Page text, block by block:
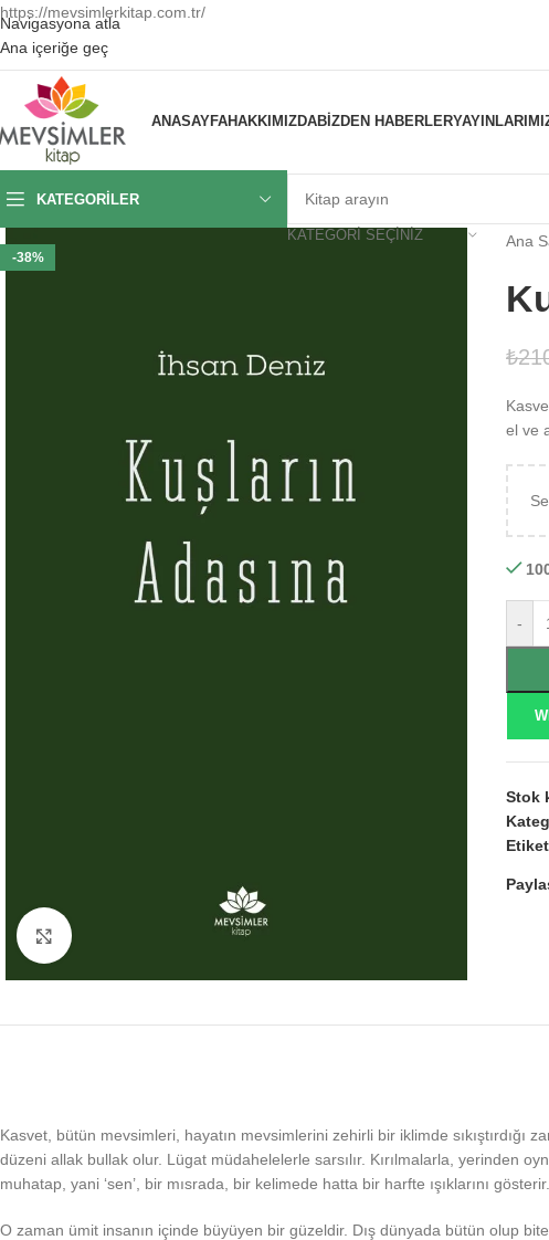
https://mevsimlerkitap.com.tr/
Navigasyona atla
Ana içeriğe geç
ANASAYFAHAKKIMIZDABIZDEN HABERLER
KATEGORILER
KATEGORI SEÇINIZ
-38%
Ana
₺
el ve
-
Stok
Kasvet, bütün mevsimleri, hayatın mevsimlerini zehirli bir iklimde
düzeni allak bullak olur. Lügat müdahelelerle sarsılır. Kırılmalarla, yerinden
muhatap, yani ‘sen’, bir mısrada, bir kelimede hatta bir harfte ışıklarını
O zaman ümit insanın içinde büyüyen bir güzeldir. Dış dünyada bütün olup